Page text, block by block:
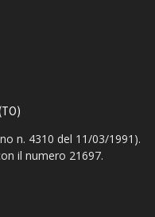
n. 4310 del 11/03/1991).
il numero 21697.